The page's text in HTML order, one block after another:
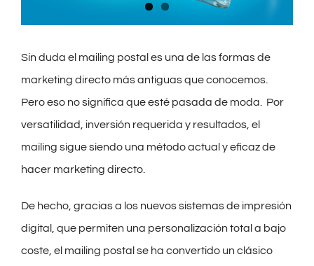
Sin duda el mailing postal es una de las formas de
marketing directo más antiguas que conocemos.
Pero eso no significa que esté pasada de moda. Por
versatilidad, inversión requerida y resultados, el
mailing sigue siendo una método actual y eficaz de
hacer marketing directo.
De hecho, gracias a los nuevos sistemas de impresión
digital, que permiten una personalización total a bajo
coste, el mailing postal se ha convertido un clásico